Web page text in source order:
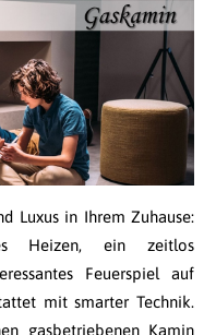
Luxus in Ihrem Zuhause:
Heizen, ein zeitlos
Feuerspiel auf
mit smarter Technik.
gasbetriebenen Kamin